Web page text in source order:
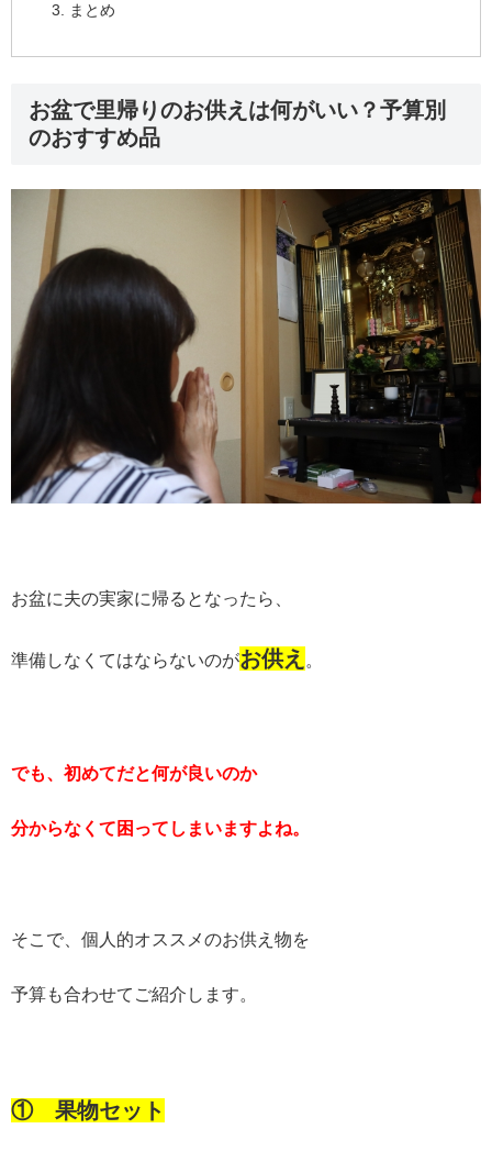
まとめ
お盆で里帰りのお供えは何がいい？予算別
のおすすめ品
お盆に夫の実家に帰るとなったら、
準備しなくてはならないのがお供え 。
でも、初めてだと何が良いのか
分からなくて困ってしまいますよね。
そこで、個人的オススメのお供え物を
予算も合わせてご紹介します。
① 果物セット